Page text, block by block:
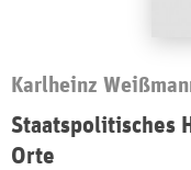
Karlheinz
Staatspolitisches
Orte